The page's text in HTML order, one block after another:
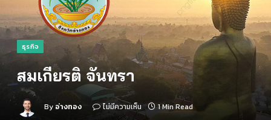
ธุรกิจ
สมเกียรติ จันทรา
By อ่างทอง ไม่มีความเห็น 1 Min Read